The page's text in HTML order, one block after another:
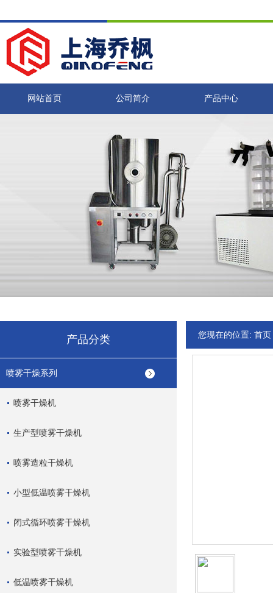
网站首页 公司简介 产品中心
产品分类
喷雾干燥系列
喷雾干燥机
生产型喷雾干燥机
喷雾造粒干燥机
小型低温喷雾干燥机
闭式循环喷雾干燥机
实验型喷雾干燥机
低温喷雾干燥机
您现在的位置: 首页